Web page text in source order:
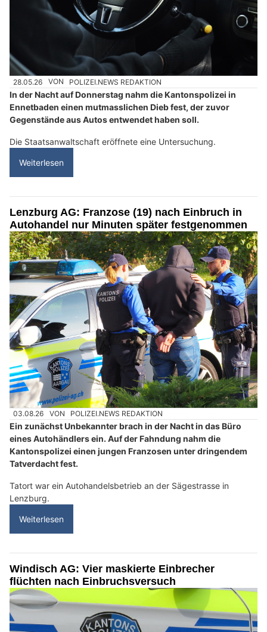
28.05.26 VON POLIZEI.NEWS REDAKTION
In der Nacht auf Donnerstag nahm die Kantonspolizei in
Ennetbaden einen mutmasslichen Dieb fest, der zuvor
Gegenstände aus Autos entwendet haben soll.
Die Staatsanwaltschaft eröffnete eine Untersuchung.
Weiterlesen
Lenzburg AG: Franzose (19) nach Einbruch in
Autohandel nur Minuten später festgenommen
03.08.26 VON POLIZEI.NEWS REDAKTION
Ein zunächst Unbekannter brach in der Nacht in das Büro
eines Autohändlers ein. Auf der Fahndung nahm die
Kantonspolizei einen jungen Franzosen unter dringendem
Tatverdacht fest.
Tatort war ein Autohandelsbetrieb an der Sägestrasse in
Lenzburg.
Weiterlesen
Windisch AG: Vier maskierte Einbrecher
flüchten nach Einbruchsversuch